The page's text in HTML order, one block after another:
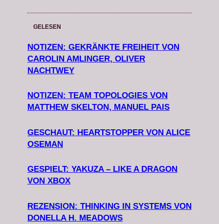
GELESEN
NOTIZEN: GEKRÄNKTE FREIHEIT VON
CAROLIN AMLINGER, OLIVER
NACHTWEY
NOTIZEN: TEAM TOPOLOGIES VON
MATTHEW SKELTON, MANUEL PAIS
GESCHAUT: HEARTSTOPPER VON ALICE
OSEMAN
GESPIELT: YAKUZA – LIKE A DRAGON
VON XBOX
REZENSION: THINKING IN SYSTEMS VON
DONELLA H. MEADOWS